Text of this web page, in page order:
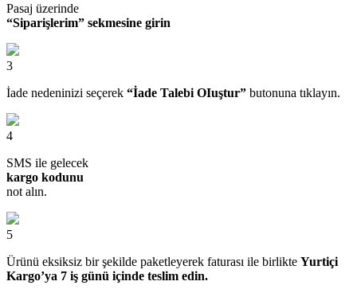
Pasaj üzerinde
“Siparişlerim” sekmesine girin
3
İade nedeninizi seçerek “İade Talebi OIuştur” butonuna tıklayın.
4
SMS ile gelecek
kargo kodunu
not alın.
5
Ürünü eksiksiz bir şekilde paketleyerek faturası ile birlikte Yurtiçi
Kargo’ya 7 iş günü içinde teslim edin.